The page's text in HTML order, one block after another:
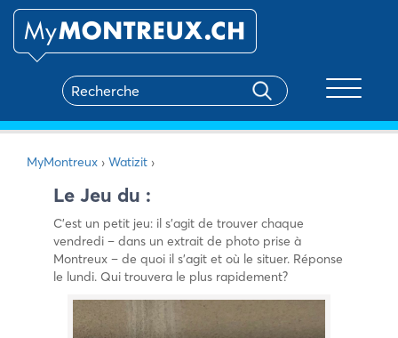
MyMontreux › Watizit ›
Le Jeu du :
C’est un petit jeu: il s’agit de trouver chaque
vendredi – dans un extrait de photo prise à
Montreux – de quoi il s’agit et où le situer. Réponse
le lundi. Qui trouvera le plus rapidement?